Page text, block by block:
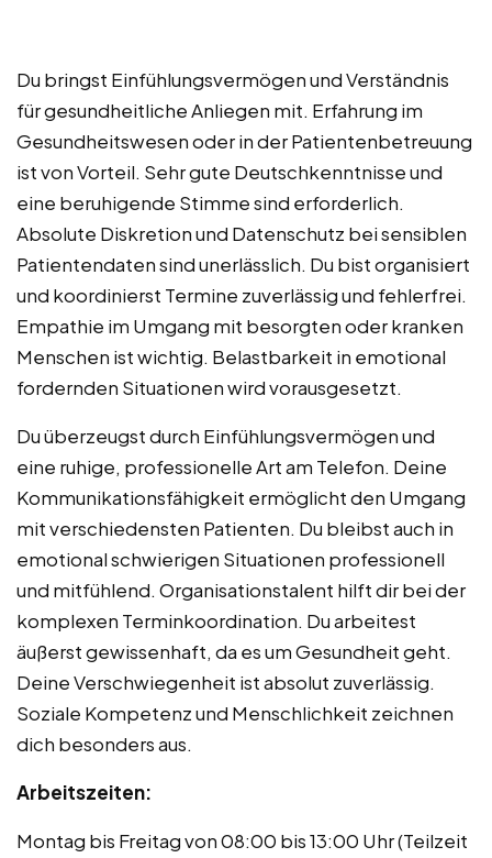
Du bringst Einfühlungsvermögen und Verständnis
für gesundheitliche Anliegen mit. Erfahrung im
Gesundheitswesen oder in der Patientenbetreuung
ist von Vorteil. Sehr gute Deutschkenntnisse und
eine beruhigende Stimme sind erforderlich.
Absolute Diskretion und Datenschutz bei sensiblen
Patientendaten sind unerlässlich. Du bist organisiert
und koordinierst Termine zuverlässig und fehlerfrei.
Empathie im Umgang mit besorgten oder kranken
Menschen ist wichtig. Belastbarkeit in emotional
fordernden Situationen wird vorausgesetzt.
Du überzeugst durch Einfühlungsvermögen und
eine ruhige, professionelle Art am Telefon. Deine
Kommunikationsfähigkeit ermöglicht den Umgang
mit verschiedensten Patienten. Du bleibst auch in
emotional schwierigen Situationen professionell
und mitfühlend. Organisationstalent hilft dir bei der
komplexen Terminkoordination. Du arbeitest
äußerst gewissenhaft, da es um Gesundheit geht.
Deine Verschwiegenheit ist absolut zuverlässig.
Soziale Kompetenz und Menschlichkeit zeichnen
dich besonders aus.
Arbeitszeiten:
Montag bis Freitag von 08:00 bis 13:00 Uhr (Teilzeit